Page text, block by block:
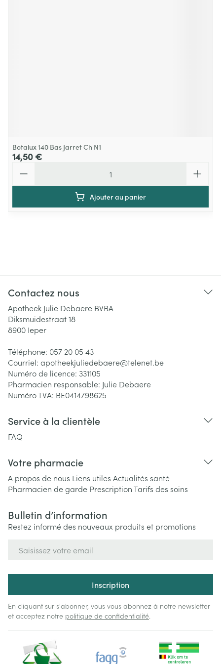
Botalux 140 Bas Jarret Ch N1
14,50 €
Ajouter au panier
Contactez nous
Apotheek Julie Debaere BVBA
Diksmuidestraat 18
8900 Ieper
Téléphone: 057 20 05 43
Courriel: apotheekjuliedebaere@telenet.be
Numéro de licence: 331105
Pharmacien responsable: Julie Debaere
Numéro TVA: BE0414798625
Service à la clientèle
FAQ
Votre pharmacie
A propos de nous Liens utiles Actualités santé
Pharmacien de garde PrescriptionTarifs des soins
Bulletin d’information
Restez informé des nouveaux produits et promotions
Inscription
En cliquant sur s'abonner, vous vous abonnez à notre newsletter
et acceptez notre politique de confidentialité.